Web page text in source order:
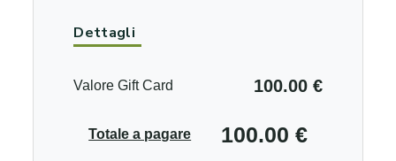
Dettagli
Valore Gift Card 100.00 €
Totale a pagare 100.00 €